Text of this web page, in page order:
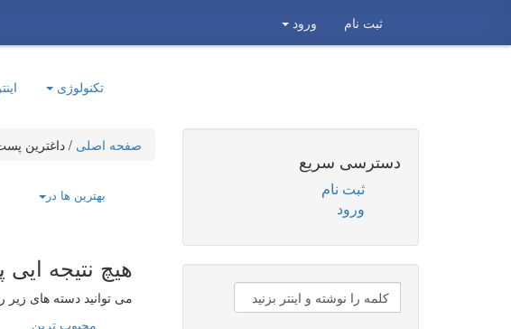
ورود ثبت نام
تکنولوژی
صفحه اصلی /داغترین پست های 30
بهترین ها در
هیچ نتیجه ایی
می توانید دسته های زیر
محبوب ترین
دسترسی سریع
ثبت نام
ورود